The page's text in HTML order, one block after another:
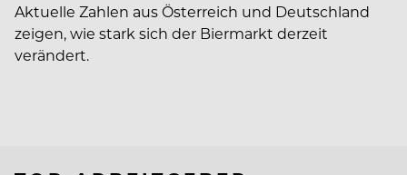
Aktuelle Zahlen aus Österreich und Deutschland
zeigen, wie stark sich der Biermarkt derzeit
verändert.